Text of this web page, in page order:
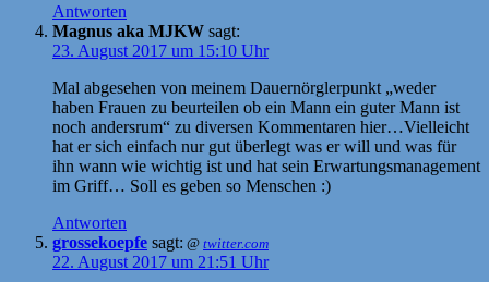
Antworten
Magnus aka MJKW sagt:
23. August 2017 um 15:10 Uhr
Mal abgesehen von meinem Dauernörglerpunkt „weder
haben Frauen zu beurteilen ob ein Mann ein guter Mann ist
noch andersrum“ zu diversen Kommentaren hier…Vielleicht
hat er sich einfach nur gut überlegt was er will und was für
ihn wann wie wichtig ist und hat sein Erwartungsmanagement
im Griff… Soll es geben so Menschen :)
Antworten
grossekoepfe sagt: @ twitter.com
22. August 2017 um 21:51 Uhr